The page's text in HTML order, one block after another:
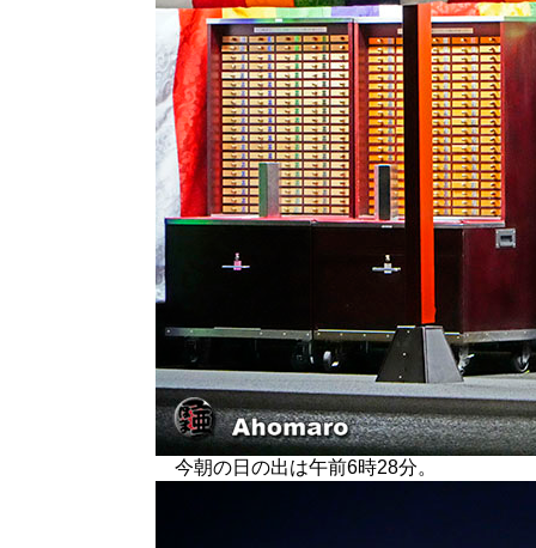
今朝の日の出は午前6時28分。